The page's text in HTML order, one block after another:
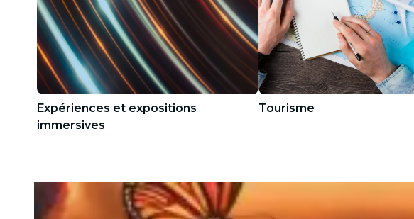
Expériences et expositions
immersives
Tourisme